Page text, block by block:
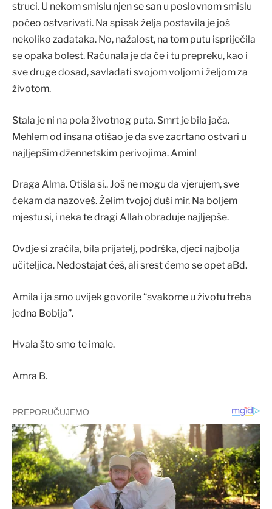
struci. U nekom smislu njen se san u poslovnom smislu
počeo ostvarivati. Na spisak želja postavila je još
nekoliko zadataka. No, nažalost, na tom putu ispriječila
se opaka bolest. Računala je da će i tu prepreku, kao i
sve druge dosad, savladati svojom voljom i željom za
životom.
Stala je ni na pola životnog puta. Smrt je bila jača.
Mehlem od insana otišao je da sve zacrtano ostvari u
najljepšim džennetskim perivojima. Amin!
Draga Alma. Otišla si.. Još ne mogu da vjerujem, sve
čekam da nazoveš. Želim tvojoj duši mir. Na boljem
mjestu si, i neka te dragi Allah obraduje najljepše.
Ovdje si zračila, bila prijatelj, podrška, djeci najbolja
učiteljica. Nedostajat ćeš, ali srest ćemo se opet aBd.
Amila i ja smo uvijek govorile “svakome u životu treba
jedna Bobija”.
Hvala što smo te imale.
Amra B.